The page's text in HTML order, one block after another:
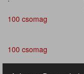
100 csomag
100 csomag